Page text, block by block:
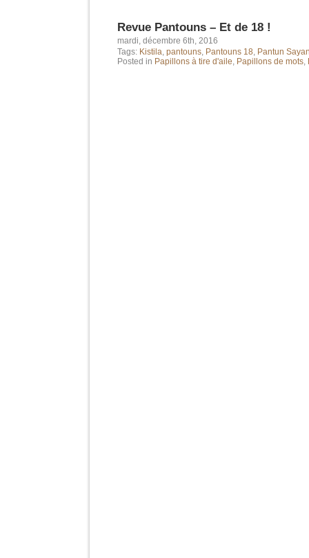
Revue Pantouns – Et de 18 !
mardi, décembre 6th, 2016
Tags: Kistila, pantouns, Pantouns 18, Pantun
Posted in Papillons à tire d'aile, Papillons de mots,